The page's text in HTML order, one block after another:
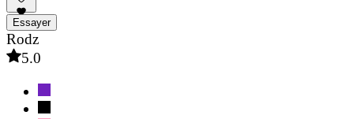
Essayer
Rodz
5.0